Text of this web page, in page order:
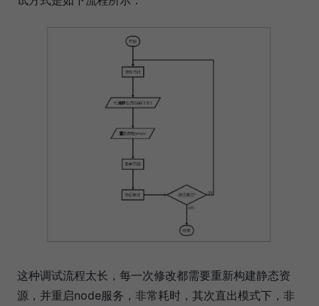
这种调试流程太长，每一次修改都需要重新构建静态资
源，并重启node服务，非常耗时，其次直出模式下，非